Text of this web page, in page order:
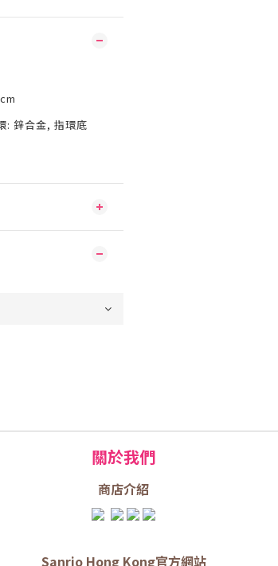
: 鋅合金, 指環底
關於我們
商店介紹
Sanrio Hong Kong官方網站